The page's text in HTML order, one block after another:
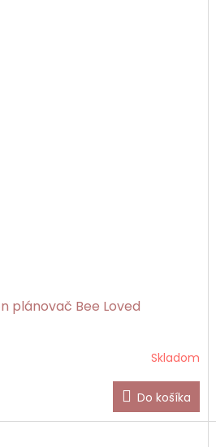
plánovač Bee Loved
Skladom
Do košíka